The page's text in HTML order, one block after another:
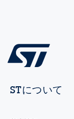
STについて